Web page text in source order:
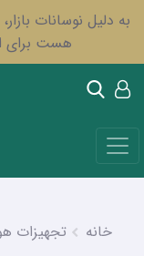
به دلیل نوسانات
هست برای
خانه تجهیزات